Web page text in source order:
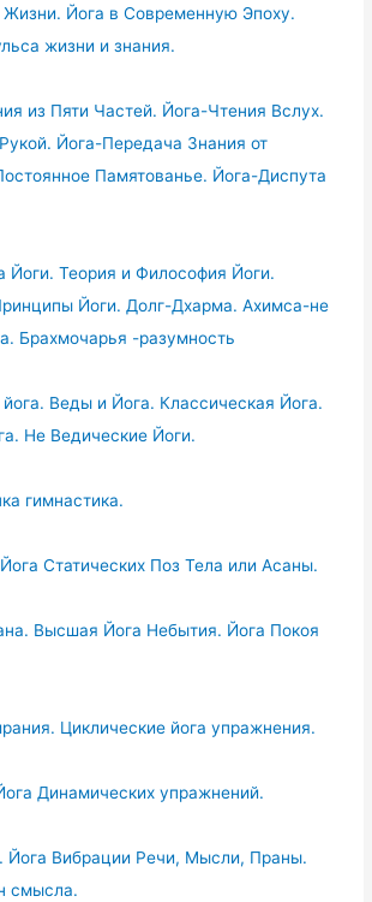
Жизни. Йога в Современную Эпоху.
жизни и знания.
из Пяти Частей. Йога-Чтения Вслух.
Йога-Передача Знания от
Памятованье. Йога-Диспута
Йоги. Теория и Философия Йоги.
Йоги. Долг-Дхарма. Ахимса-не
Брахмочарья -разумность
Веды и Йога. Классическая Йога.
Не Ведические Йоги.
гимнастика.
Статических Поз Тела или Асаны.
Высшая Йога Небытия. Йога Покоя
Циклические йога упражнения.
Динамических упражнений.
Йога Вибрации Речи, Мысли, Праны.
смысла.